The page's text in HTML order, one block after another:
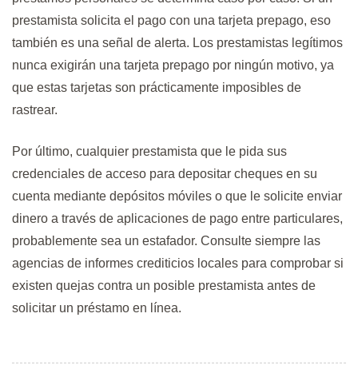
prestamista solicita el pago con una tarjeta prepago, eso
también es una señal de alerta. Los prestamistas legítimos
nunca exigirán una tarjeta prepago por ningún motivo, ya
que estas tarjetas son prácticamente imposibles de
rastrear.
Por último, cualquier prestamista que le pida sus
credenciales de acceso para depositar cheques en su
cuenta mediante depósitos móviles o que le solicite enviar
dinero a través de aplicaciones de pago entre particulares,
probablemente sea un estafador. Consulte siempre las
agencias de informes crediticios locales para comprobar si
existen quejas contra un posible prestamista antes de
solicitar un préstamo en línea.